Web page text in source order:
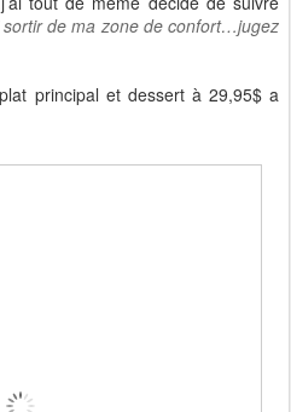
sortir de ma zone de confort…jugez
principal et dessert à 29,95$ a